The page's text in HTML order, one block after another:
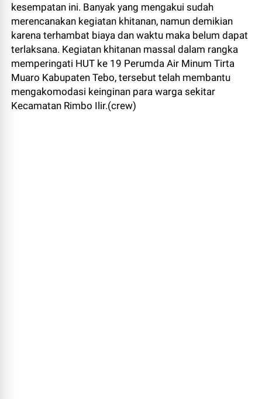
kesempatan ini. Banyak yang mengakui sudah
merencanakan kegiatan khitanan, namun demikian
karena terhambat biaya dan waktu maka belum dapat
terlaksana. Kegiatan khitanan massal dalam rangka
memperingati HUT ke 19 Perumda Air Minum Tirta
Muaro Kabupaten Tebo, tersebut telah membantu
mengakomodasi keinginan para warga sekitar
Kecamatan Rimbo Ilir.(crew)